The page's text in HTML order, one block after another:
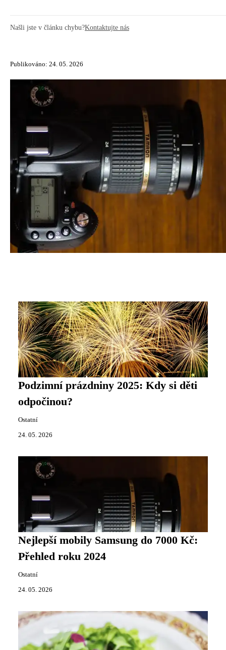
Našli jste v článku chybu?Kontaktujte nás
Publikováno: 24. 05. 2026
Podzimní prázdniny 2025: Kdy si děti
odpočinou?
Ostatní
24. 05. 2026
Nejlepší mobily Samsung do 7000 Kč:
Přehled roku 2024
Ostatní
24. 05. 2026